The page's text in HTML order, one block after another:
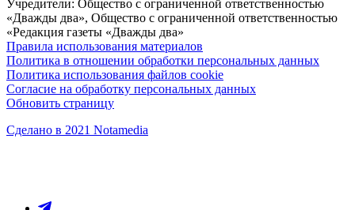
Учредители: Общество с ограниченной ответственностью
«Дважды два», Общество с ограниченной ответственностью
«Редакция газеты «Дважды два»
Правила использования материалов
Политика в отношении обработки персональных данных
Политика использования файлов cookie
Согласие на обработку персональных данных
Обновить страницу
Сделано в 2021 Notamedia